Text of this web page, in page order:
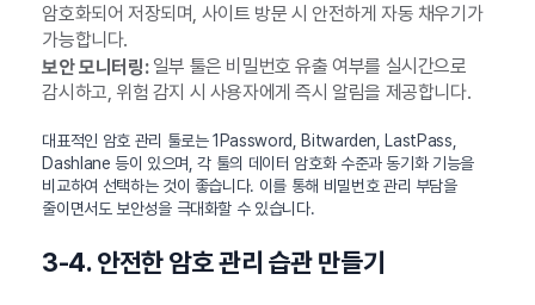
암호화되어 저장되며, 사이트 방문 시 안전하게 자동 채우기가
가능합니다.
보안 모니터링:일부 툴은 비밀번호 유출 여부를 실시간으로
감시하고, 위험 감지 시 사용자에게 즉시 알림을 제공합니다.
대표적인 암호 관리 툴로는 1Password, Bitwarden, LastPass,
Dashlane 등이 있으며, 각 툴의 데이터 암호화 수준과 동기화 기능을
비교하여 선택하는 것이 좋습니다. 이를 통해 비밀번호 관리 부담을
줄이면서도 보안성을 극대화할 수 있습니다.
3-4. 안전한 암호 관리 습관 만들기